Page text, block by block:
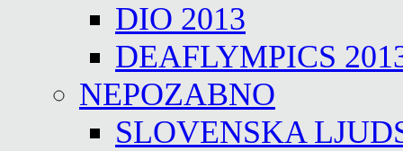
DIO 2013
DEAFLYMPICS
NEPOZABNO
SLOVENSKA